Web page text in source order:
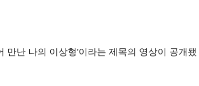
만난 나의 이상형'이라는 제목의 영상이 공개됐